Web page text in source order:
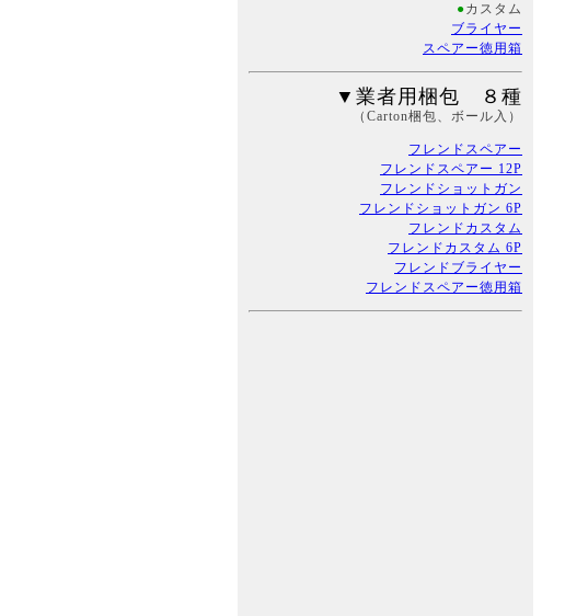
●カスタム
ブライヤー
スペアー徳用箱
▼業者用梱包 ８種
（Carton梱包、ボール入）
フレンドスペアー
フレンドスペアー 12P
フレンドショットガン
フレンドショットガン 6P
フレンドカスタム
フレンドカスタム 6P
フレンドブライヤー
フレンドスペアー徳用箱